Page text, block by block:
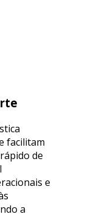
facilitam
de
e
a